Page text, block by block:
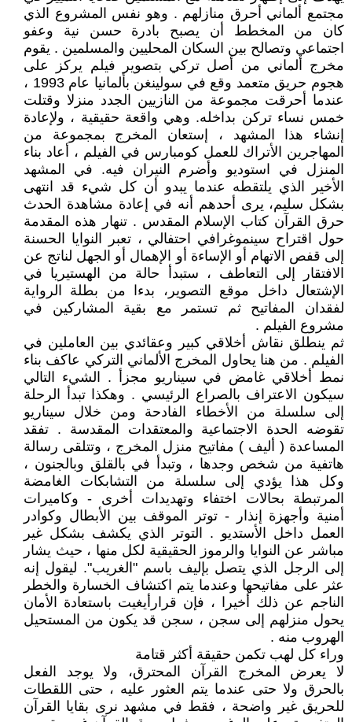
مجتمع ألماني أحرق منازلهم . وهو نفس المشروع الذي
كان من المخطط أن يصبح بادرة حسن نية وعفو
اجتماعي وتصالح بين السكان المحليين والمسلمين . يقوم
مخرج ألماني من أصل تركي بتصوير فيلم يركز على
هجوم حريق متعمد وقع في سولينغن بألمانيا عام 1993 ،
عندما أحرقت مجموعة من النازيين الجدد منزلا وقتلت
خمس نساء تركن بداخله. وهي واقعة حقيقية ، ولإعادة
إنشاء هذا المشهد ، إستعان المخرج بمجموعة من
المهاجرين الأتراك للعمل كومبارس في الفيلم ، أعاد بناء
المنزل في استوديو وأضرم النيران فيه. في المشهد
الأخير الذي يلتقطه عندما يبدو أن كل شيء قد انتهى
بشكل سليم، يرى أحدهم أنه في إعادة مشاهدة الحدث
حرق القرآن كتاب الإسلام المقدس . تنهار هذه المقدمة
حول اقتراح سينموغرافي احتفالي ، تعبر النوايا الحسنة
إلى قفص الاتهام أو الإساءة أو الإهمال أو الجهل لناتج عن
الافتقار إلى التعاطف ، ستبدأ حالة من الهستيريا في
الإشتعال داخل موقع التصوير، بدءا من بطلة الرواية
لفقدان المفاتيح ثم تستمر مع بقية المشاركين في
مشروع الفيلم .
ثم ينطلق نقاش أخلاقي كبير وعقائدي بين العاملين في
الفيلم . من هنا يحاول المخرج الألماني التركي عاكف بناء
نمط أخلاقي غامض في سيناريو مجزأ . الشيء التالي
سيكون الاعتراف بالصراع الرئيسي . وهكذا تبدأ الرحلة
إلى سلسلة من الأخطاء الفادحة ومن خلال سيناريو
تقوضه الحدة الاجتماعية والمعتقدات المقدسة . تفقد
المساعدة ( أليف ) مفاتيح منزل المخرج ، وتتلقى رسالة
هاتفية من شخص وجدها ، وتبدأ في بالقلق وبالجنون ،
وكل هذا يؤدي إلى سلسلة من التشابكات الغامضة
المرتبطة بحالات اختفاء وتهديدات أخرى - وكاميرات
أمنية وأجهزة إنذار - توتر الموقف بين الأبطال وكوادر
العمل داخل الأستديو . التوتر الذي يكشف بشكل غير
مباشر عن النوايا والرموز الحقيقية لكل منها ، حيث يشار
إلى الرجل الذي يتصل بإليف باسم "الغريب". ليقول إنه
عثر على مفاتيحها وعندما يتم اكتشاف الخسارة والخطر
الناجم عن ذلك أخيرا ، فإن قرارأيغيت باستعادة الأمان
يحول منزلهم إلى سجن ، سجن قد يكون من المستحيل
الهروب منه .
وراء كل لهب تكمن حقيقة أكثر قتامة
لا يعرض المخرج القرآن المحترق، ولا يوجد الفعل
بالحرق ولا حتى عندما يتم العثور عليه ، حتى اللقطات
للحريق غير واضحة ، فقط في مشهد نرى بقايا القرآن